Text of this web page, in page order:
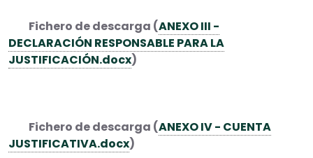
Fichero de descarga (ANEXO III -
DECLARACIÓN RESPONSABLE PARA LA
JUSTIFICACIÓN.docx)
Fichero de descarga (ANEXO IV - CUENTA
JUSTIFICATIVA.docx)